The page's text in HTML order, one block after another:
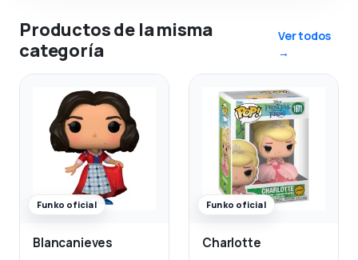
Productos de la misma
categoría
Ver todos
→
Funko oficial
Blancanieves
Funko oficial
Charlotte